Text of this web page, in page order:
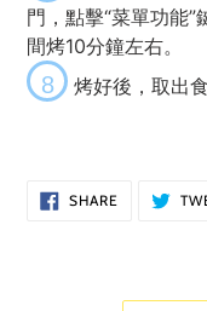
門，點擊“菜單功能
間烤10分鐘左右。
8 烤好後，取出食
SHARE SHARE
ON